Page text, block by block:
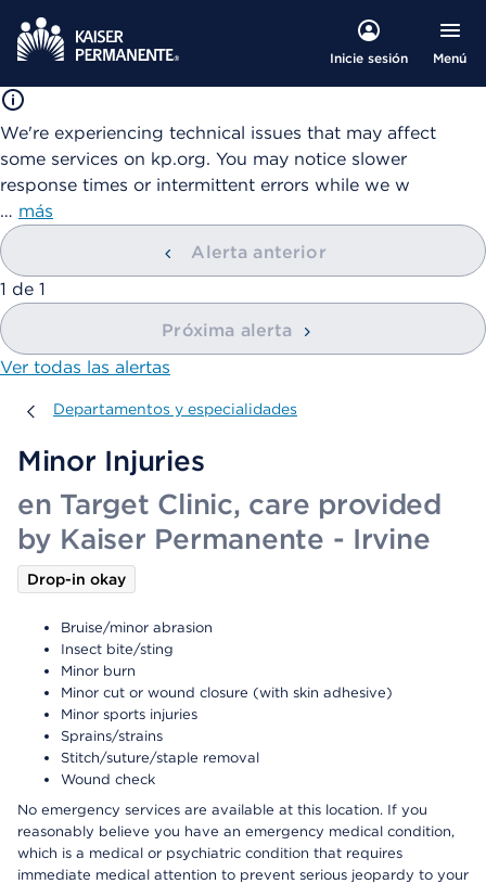
Inicie sesión Menú
We're experiencing technical issues that may affect
some services on kp.org. You may notice slower
response times or intermittent errors while we w
… más
Alerta anterior
mostrando
1 de 1
Próxima alerta
Ver todas las alertas
Departamentos y especialidades
Departamentos y especialidades
Minor Injuries
en Target Clinic, care provided
by Kaiser Permanente - Irvine
Drop-in okay
Bruise/minor abrasion
Insect bite/sting
Minor burn
Minor cut or wound closure (with skin adhesive)
Minor sports injuries
Sprains/strains
Stitch/suture/staple removal
Wound check
No emergency services are available at this location. If you
reasonably believe you have an emergency medical condition,
which is a medical or psychiatric condition that requires
immediate medical attention to prevent serious jeopardy to your